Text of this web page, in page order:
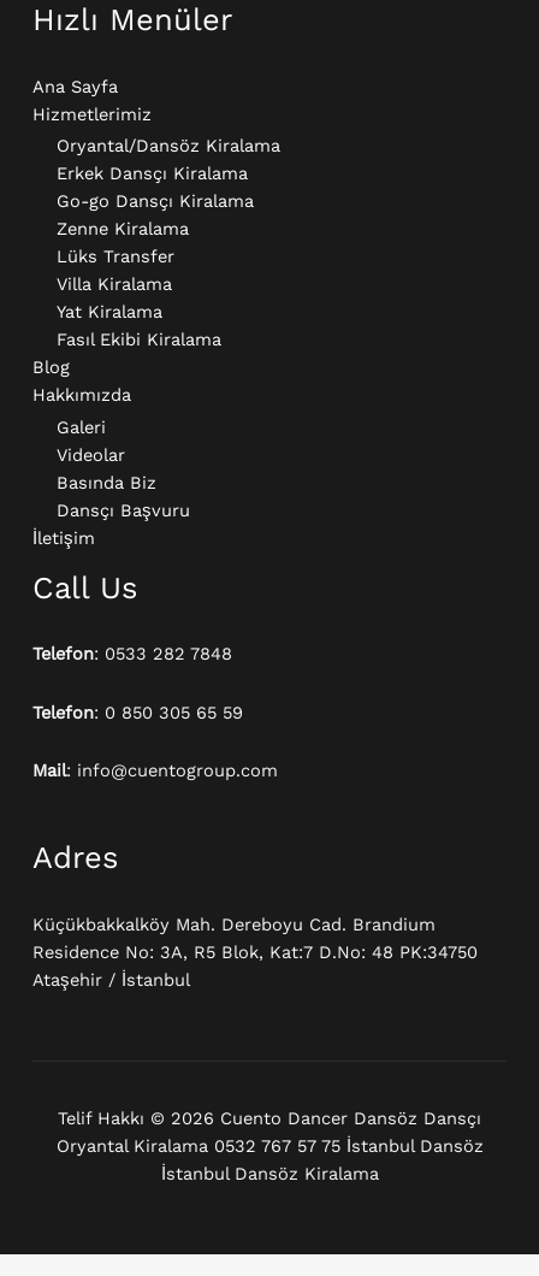
Hızlı Menüler
Ana Sayfa
Hizmetlerimiz
Oryantal/Dansöz Kiralama
Erkek Dansçı Kiralama​
Go-go Dansçı Kiralama​
Zenne Kiralama
Lüks Transfer
Villa Kiralama
Yat Kiralama
Fasıl Ekibi Kiralama
Blog
Hakkımızda
Galeri
Videolar
Basında Biz
Dansçı Başvuru
İletişim
Call Us
Telefon: 0533 282 7848
Telefon: 0 850 305 65 59
Mail: info@cuentogroup.com
Adres
Küçükbakkalköy Mah. Dereboyu Cad. Brandium
Residence No: 3A, R5 Blok, Kat:7 D.No: 48 PK:34750
Ataşehir / İstanbul
Telif Hakkı © 2026 Cuento Dancer Dansöz Dansçı
Oryantal Kiralama 0532 767 57 75 İstanbul Dansöz
İstanbul Dansöz Kiralama